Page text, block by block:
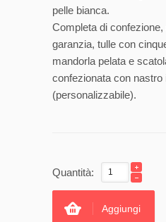
pelle bianca.
Completa di
garanzia, tulle con
mandorla pelata e
confezionata con
(personalizzabile).
Quantità:
Aggiungi